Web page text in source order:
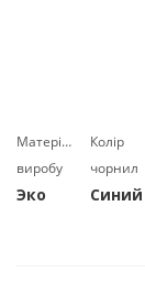
Матеріал
виробу
Эко
Колір
чорнил
Синий